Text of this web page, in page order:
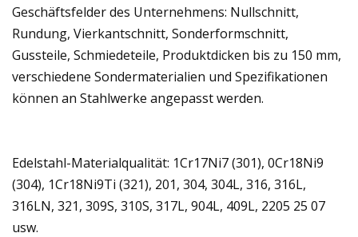
Geschäftsfelder des Unternehmens: Nullschnitt,
Rundung, Vierkantschnitt, Sonderformschnitt,
Gussteile, Schmiedeteile, Produktdicken bis zu 150 mm,
verschiedene Sondermaterialien und Spezifikationen
können an Stahlwerke angepasst werden.
Edelstahl-Materialqualität: 1Cr17Ni7 (301), 0Cr18Ni9
(304), 1Cr18Ni9Ti (321), 201, 304, 304L, 316, 316L,
316LN, 321, 309S, 310S, 317L, 904L, 409L, 2205 25 07
usw.